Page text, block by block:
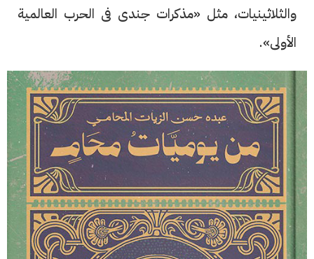
والثلاثينيات، مثل «مذكرات جندى فى الحرب العالمية
الأولى».